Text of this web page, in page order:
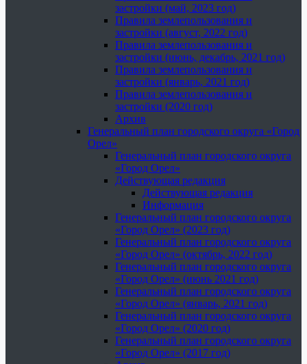
застройки (май, 2023 год)
Правила землепользования и
застройки (август, 2022 год)
Правила землепользования и
застройки (июнь, декабрь, 2021 год)
Правила землепользования и
застройки (январь, 2021 год)
Правила землепользования и
застройки (2020 год)
Архив
Генеральный план городского округа «Город
Орел»
Генеральный план городского округа
«Город Орел»
Действующая редакция
Действующая редакция
Информация
Генеральный план городского округа
«Город Орел» (2023 год)
Генеральный план городского округа
«Город Орел» (октябрь, 2022 год)
Генеральный план городского округа
«Город Орел» (июнь 2021 год)
Генеральный план городского округа
«Город Орел» (январь, 2021 год)
Генеральный план городского округа
«Город Орел» (2020 год)
Генеральный план городского округа
«Город Орел» (2017 год)